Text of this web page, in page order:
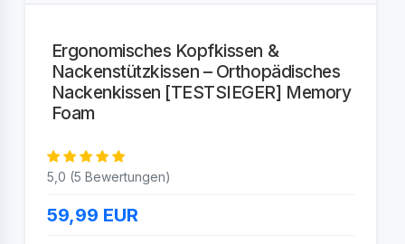
Ergonomisches Kopfkissen &
Nackenstützkissen – Orthopädisches
Nackenkissen [TESTSIEGER] Memory
Foam
5,0 (5 Bewertungen)
59,99 EUR